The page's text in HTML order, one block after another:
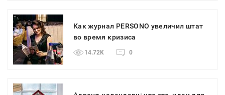
Как журнал PERSONO увеличил штат
во время кризиса
14.72K 0